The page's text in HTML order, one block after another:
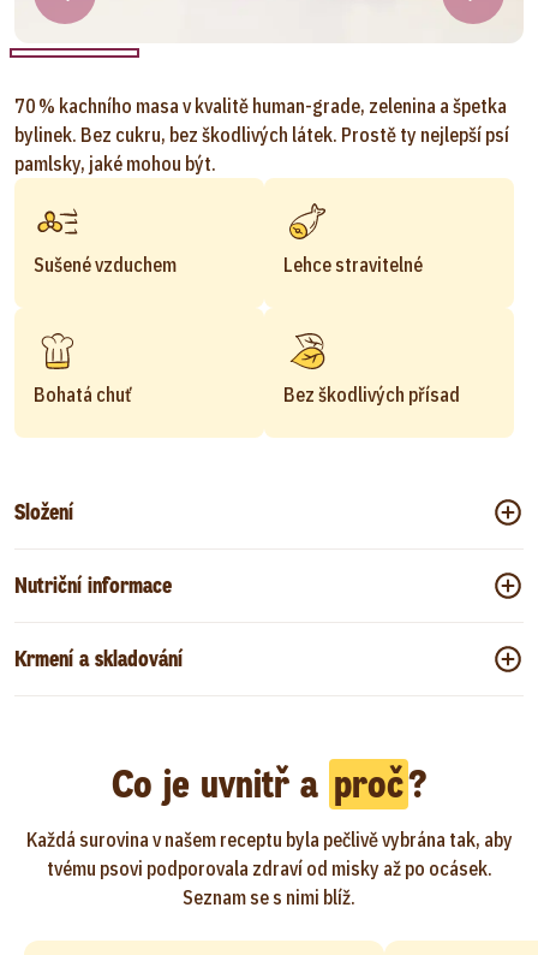
70 % kachního masa v kvalitě human-grade, zelenina a špetka
bylinek. Bez cukru, bez škodlivých látek. Prostě ty nejlepší psí
pamlsky, jaké mohou být.
Sušené vzduchem Lehce stravitelné
Bohatá chuť Bez škodlivých přísad
Složení
Nutriční informace
Krmení a skladování
Co je uvnitř a proč?
Každá surovina v našem receptu byla pečlivě vybrána tak, aby
tvému psovi podporovala zdraví od misky až po ocásek.
Seznam se s nimi blíž.